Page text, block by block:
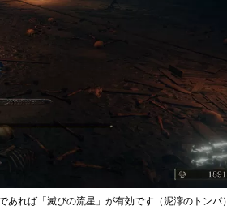
れば「滅びの流星」が有効です（泥濘のトンパ）